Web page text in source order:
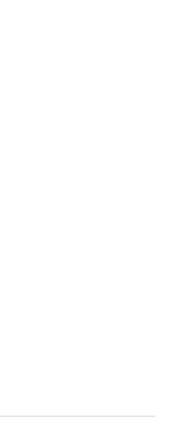
10მ quantity